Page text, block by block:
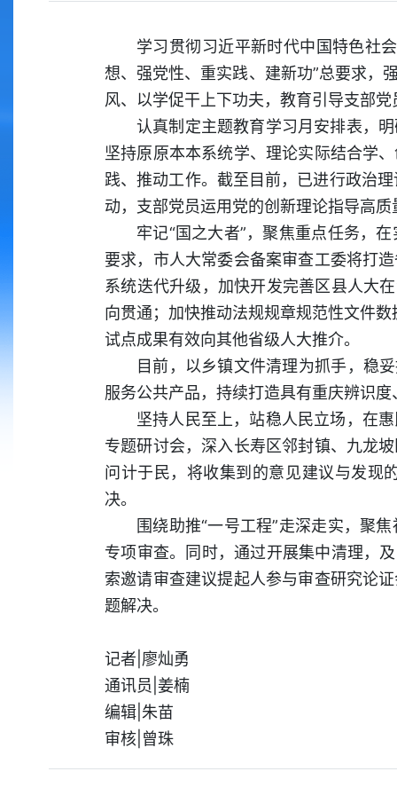
学习贯彻习近平新时代中国特色社
想、强党性、重实践、建新功”总要求，
风、以学促干上下功夫，教育引导支部
认真制定主题教育学习月安排表，
坚持原原本本系统学、理论实际结合学
践、推动工作。截至目前，已进行政治
动，支部党员运用党的创新理论指导高
牢记“国之大者”，聚焦重点任务，
要求，市人大常委会备案审查工委将打
系统迭代升级，加快开发完善区县人大
向贯通；加快推动法规规章规范性文件
试点成果有效向其他省级人大推介。
目前，以乡镇文件清理为抓手，稳
服务公共产品，持续打造具有重庆辨识
坚持人民至上，站稳人民立场，在
专题研讨会，深入长寿区邻封镇、九龙
问计于民，将收集到的意见建议与发现
决。
围绕助推“一号工程”走深走实，聚
专项审查。同时，通过开展集中清理，
索邀请审查建议提起人参与审查研究论
题解决。
记者|廖灿勇
通讯员|姜楠
编辑|朱苗
审核|曾珠